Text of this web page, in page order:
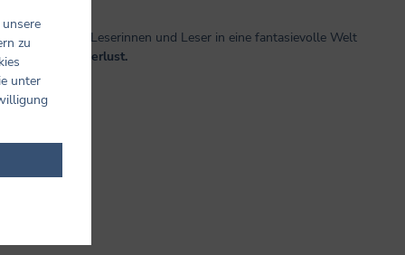
das junge Leserinnen und Leser in eine fantasievolle Welt
und Abenteuerlust.
zu
unter